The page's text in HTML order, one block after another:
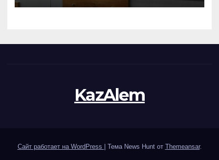
KazAlem
Сайт работает на WordPress Тема News Hunt от Themeansar.